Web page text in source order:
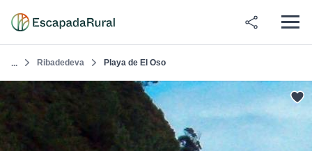
... Ribadedeva Playa de El Oso